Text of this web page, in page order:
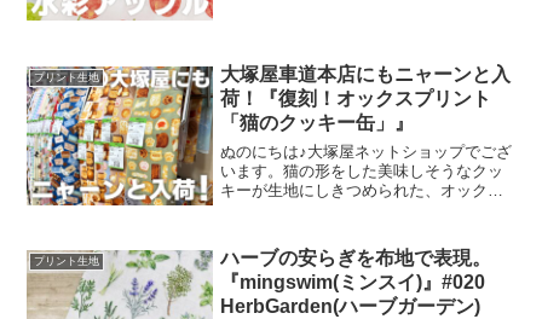
のオックスプリント」です
プリント生地
大塚屋車道本店にもニャーンと入
荷！『復刻！オックスプリント
「猫のクッキー缶」』
ぬのにちは♪大塚屋ネットショップでござ
います。猫の形をした美味しそうなクッ
キーが生地にしきつめられた、オックス
した。ご予約をくださっていましたお客
様への発送が完了し、現
プリント生地
ハーブの安らぎを布地で表現。
『mingswim(ミンスイ)』#020
HerbGarden(ハーブガーデン)